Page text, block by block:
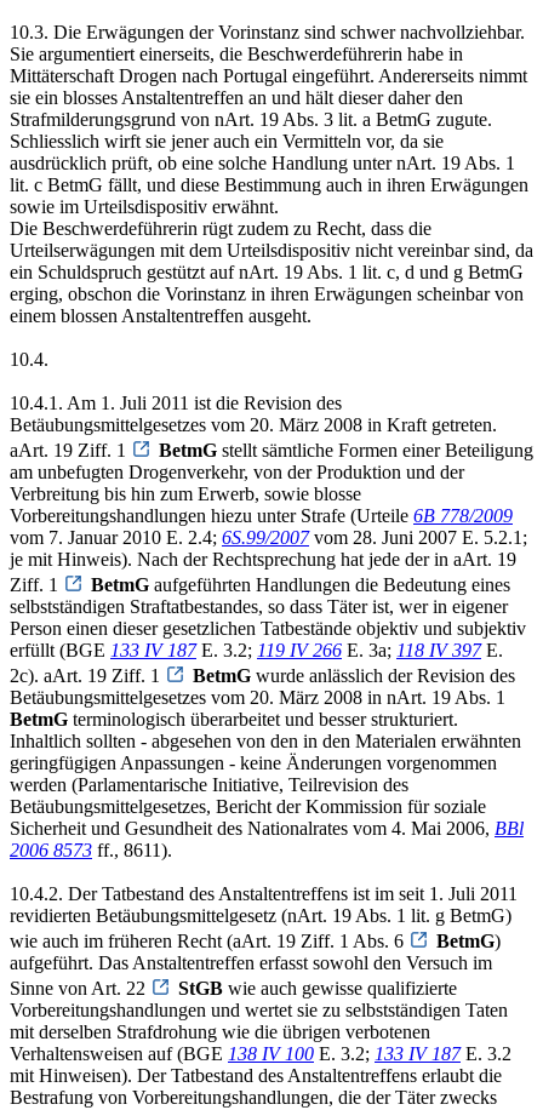
10.3. Die Erwägungen der Vorinstanz sind schwer nachvollziehbar.
Sie argumentiert einerseits, die Beschwerdeführerin habe in
Mittäterschaft Drogen nach Portugal eingeführt. Andererseits nimmt
sie ein blosses Anstaltentreffen an und hält dieser daher den
Strafmilderungsgrund von nArt. 19 Abs. 3 lit. a BetmG zugute.
Schliesslich wirft sie jener auch ein Vermitteln vor, da sie
ausdrücklich prüft, ob eine solche Handlung unter nArt. 19 Abs. 1
lit. c BetmG fällt, und diese Bestimmung auch in ihren Erwägungen
sowie im Urteilsdispositiv erwähnt.
Die Beschwerdeführerin rügt zudem zu Recht, dass die
Urteilserwägungen mit dem Urteilsdispositiv nicht vereinbar sind, da
ein Schuldspruch gestützt auf nArt. 19 Abs. 1 lit. c, d und g BetmG
erging, obschon die Vorinstanz in ihren Erwägungen scheinbar von
einem blossen Anstaltentreffen ausgeht.
10.4.
10.4.1. Am 1. Juli 2011 ist die Revision des
Betäubungsmittelgesetzes vom 20. März 2008 in Kraft getreten.
aArt. 19 Ziff. 1
BetmG stellt sämtliche Formen einer Beteiligung
am unbefugten Drogenverkehr, von der Produktion und der
Verbreitung bis hin zum Erwerb, sowie blosse
Vorbereitungshandlungen hiezu unter Strafe (Urteile 6B 778/2009
vom 7. Januar 2010 E. 2.4; 6S.99/2007vom 28. Juni 2007 E. 5.2.1;
je mit Hinweis). Nach der Rechtsprechung hat jede der in aArt. 19
Ziff. 1
BetmG aufgeführten Handlungen die Bedeutung eines
selbstständigen Straftatbestandes, so dass Täter ist, wer in eigener
Person einen dieser gesetzlichen Tatbestände objektiv und subjektiv
erfüllt (BGE 133 IV 187E. 3.2; 119 IV 266 E. 3a; 118 IV 397E.
2c). aArt. 19 Ziff. 1
BetmG wurde anlässlich der Revision des
Betäubungsmittelgesetzes vom 20. März 2008 in nArt. 19 Abs. 1
BetmG terminologisch überarbeitet und besser strukturiert.
Inhaltlich sollten - abgesehen von den in den Materialen erwähnten
geringfügigen Anpassungen - keine Änderungen vorgenommen
werden (Parlamentarische Initiative, Teilrevision des
Betäubungsmittelgesetzes, Bericht der Kommission für soziale
Sicherheit und Gesundheit des Nationalrates vom 4. Mai 2006, BBl
2006 8573 ff., 8611).
10.4.2. Der Tatbestand des Anstaltentreffens ist im seit 1. Juli 2011
revidierten Betäubungsmittelgesetz (nArt. 19 Abs. 1 lit. g BetmG)
wie auch im früheren Recht (aArt. 19 Ziff. 1 Abs. 6
BetmG)
aufgeführt. Das Anstaltentreffen erfasst sowohl den Versuch im
Sinne von Art. 22
StGB wie auch gewisse qualifizierte
Vorbereitungshandlungen und wertet sie zu selbstständigen Taten
mit derselben Strafdrohung wie die übrigen verbotenen
Verhaltensweisen auf (BGE 138 IV 100 E. 3.2; 133 IV 187E. 3.2
mit Hinweisen). Der Tatbestand des Anstaltentreffens erlaubt die
Bestrafung von Vorbereitungshandlungen, die der Täter zwecks